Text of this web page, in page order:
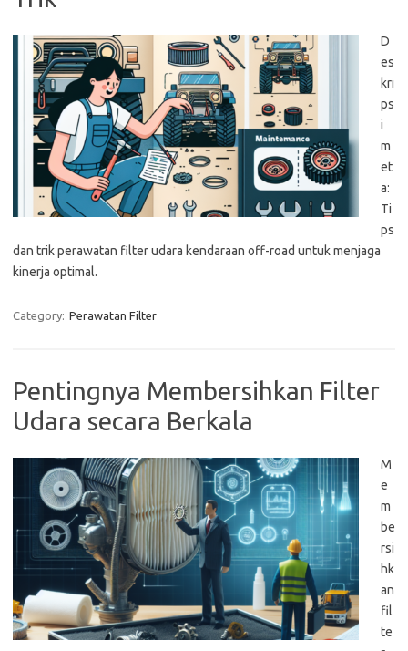
D
es
kri
ps
i
m
et
a:
Ti
ps
dan trik perawatan filter udara kendaraan off-road untuk menjaga
kinerja optimal.
Category: Perawatan Filter
Pentingnya Membersihkan Filter
Udara secara Berkala
M
e
m
be
rsi
hk
an
fil
te